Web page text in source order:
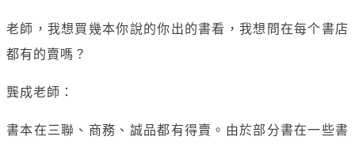
老師，我想買幾本你說的你出的書看，我想問在每个書店
都有的賣嗎？
龔成老師：
書本在三聯、商務、誠品都有得賣。由於部分書在一些書